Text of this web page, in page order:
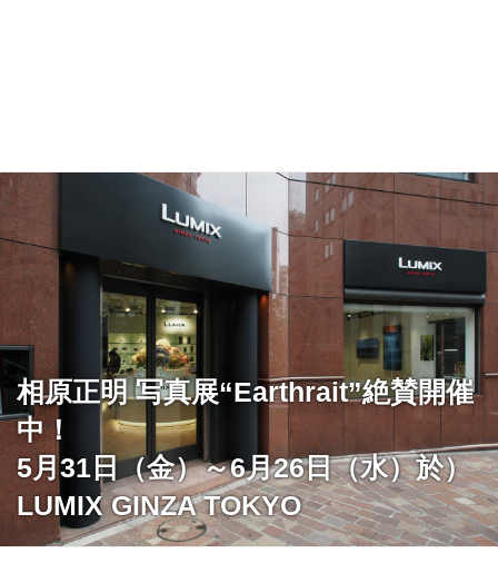
相原正明 写真展“Earthrait”絶賛開催
中！
5月31日（金）～6月26日（水）於）
LUMIX GINZA TOKYO